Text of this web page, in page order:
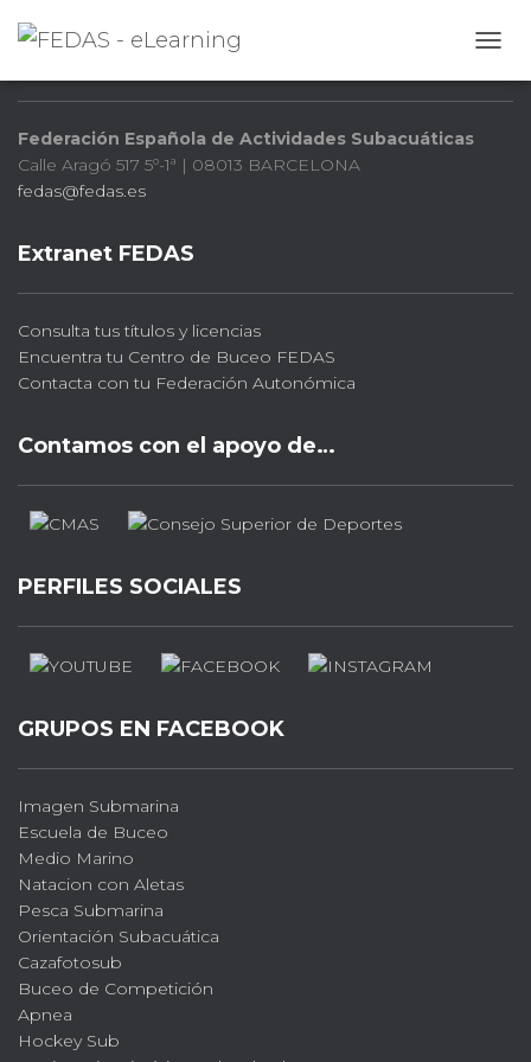
Federación Española de Actividades Subacuáticas
Calle Aragó 517 5º-1ª | 08013 BARCELONA
fedas@fedas.es
Extranet FEDAS
Consulta tus títulos y licencias
Encuentra tu Centro de Buceo FEDAS
Contacta con tu Federación Autonómica
Contamos con el apoyo de…
PERFILES SOCIALES
GRUPOS EN FACEBOOK
Imagen Submarina
Escuela de Buceo
Medio Marino
Natacion con Aletas
Pesca Submarina
Orientación Subacuática
Cazafotosub
Buceo de Competición
Apnea
Hockey Sub